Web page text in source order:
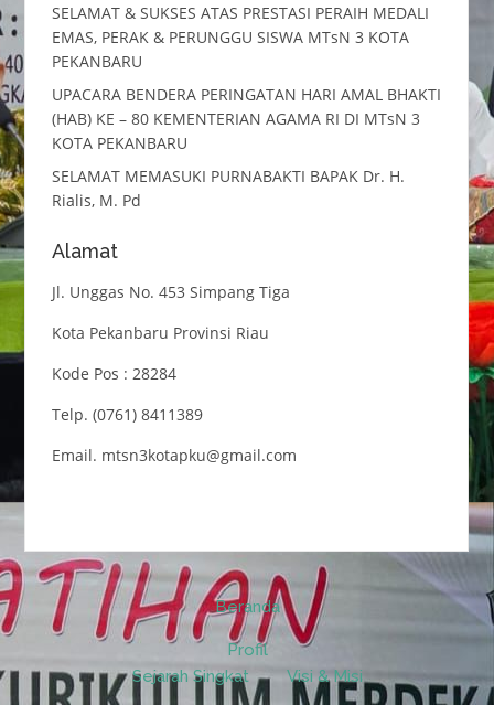
SELAMAT & SUKSES ATAS PRESTASI PERAIH MEDALI
EMAS, PERAK & PERUNGGU SISWA MTsN 3 KOTA
PEKANBARU
UPACARA BENDERA PERINGATAN HARI AMAL BHAKTI
(HAB) KE – 80 KEMENTERIAN AGAMA RI DI MTsN 3
KOTA PEKANBARU
SELAMAT MEMASUKI PURNABAKTI BAPAK Dr. H.
Rialis, M. Pd
Alamat
Jl. Unggas No. 453 Simpang Tiga
Kota Pekanbaru Provinsi Riau
Kode Pos : 28284
Telp. (0761) 8411389
Email. mtsn3kotapku@gmail.com
Beranda
Profil
Sejarah Singkat
Visi & Misi